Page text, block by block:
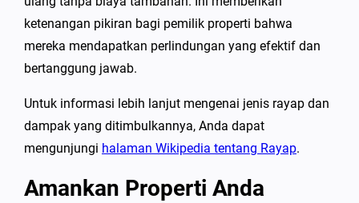
ketenangan pikiran bagi pemilik properti bahwa
mereka mendapatkan perlindungan yang efektif dan
bertanggung jawab.
Untuk informasi lebih lanjut mengenai jenis rayap dan
dampak yang ditimbulkannya, Anda dapat
mengunjungi halaman Wikipedia tentang Rayap.
Amankan Properti Anda